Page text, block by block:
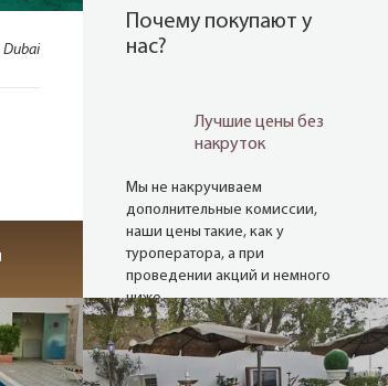
Dubai
Почему покупают у
нас?
Лучшие цены без
накруток
Мы не накручиваем
дополнительные комиссии,
наши цены такие, как у
туроператора, а при
проведении акций и немного
ниже.
Надежные